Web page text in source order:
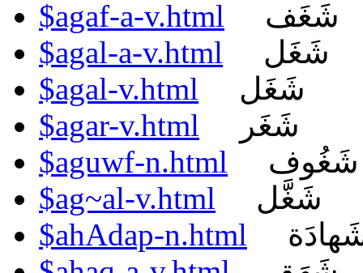
$agaf-a-v.html
شَغَف
$agal-a-v.html
شَغَل
$agal-v.html
شَغَل
$agar-v.html
شَغَر
$aguwf-n.html
شَغُوف
$ag~al-v.html
شَغَّل
$ahAdap-n.html